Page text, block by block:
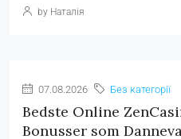
by Наталія
07.08.2026 Без категорії
Bedste Online
Bonusser som